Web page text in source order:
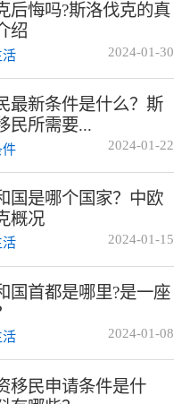
后悔吗?斯洛伐克的真
绍
2024-01-30
活
最新条件是什么？斯
民所需要...
2024-01-22
件
国是哪个国家？中欧
概况
2024-01-15
活
国首都是哪里?是一座
2024-01-08
活
移民申请条件是什